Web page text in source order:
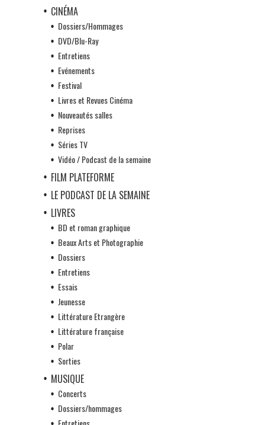
CINÉMA
Dossiers/Hommages
DVD/Blu-Ray
Entretiens
Evénements
Festival
Livres et Revues Cinéma
Nouveautés salles
Reprises
Séries TV
Vidéo / Podcast de la semaine
FILM PLATEFORME
LE PODCAST DE LA SEMAINE
LIVRES
BD et roman graphique
Beaux Arts et Photographie
Dossiers
Entretiens
Essais
Jeunesse
Littérature Etrangère
Littérature française
Polar
Sorties
MUSIQUE
Concerts
Dossiers/hommages